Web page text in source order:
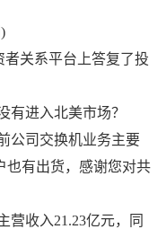
者关系平台上答复了投
有进入北美市场？
公司交换机业务主要
也有出货，感谢您对共
营收入21.23亿元，同